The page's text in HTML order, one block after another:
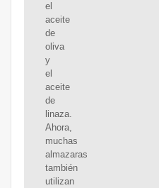
el
aceite
de
oliva
y
el
aceite
de
linaza.
Ahora,
muchas
almazaras
también
utilizan